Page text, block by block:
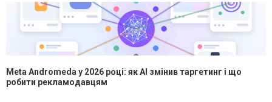
Meta Andromeda у 2026 році: як AI змінив таргетинг і що
робити рекламодавцям